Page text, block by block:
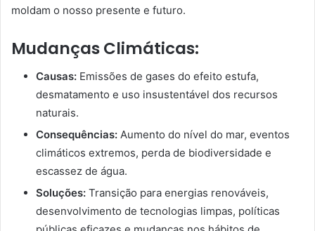
moldam o nosso presente e futuro.
Mudanças Climáticas:
Causas: Emissões de gases do efeito estufa,
desmatamento e uso insustentável dos recursos
naturais.
Consequências: Aumento do nível do mar, eventos
climáticos extremos, perda de biodiversidade e
escassez de água.
Soluções: Transição para energias renováveis,
desenvolvimento de tecnologias limpas, políticas